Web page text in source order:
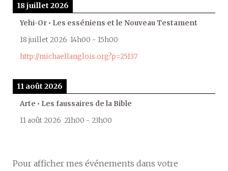
18 juillet 2026
Yehi-Or • Les esséniens et le Nouveau Testament
18 juillet 2026 14h00 - 15h00
http://michaellanglois.org?p=25137
11 août 2026
Arte • Les faussaires de la Bible
11 août 2026 21h00 - 23h00
Pour afficher mes événements dans votre